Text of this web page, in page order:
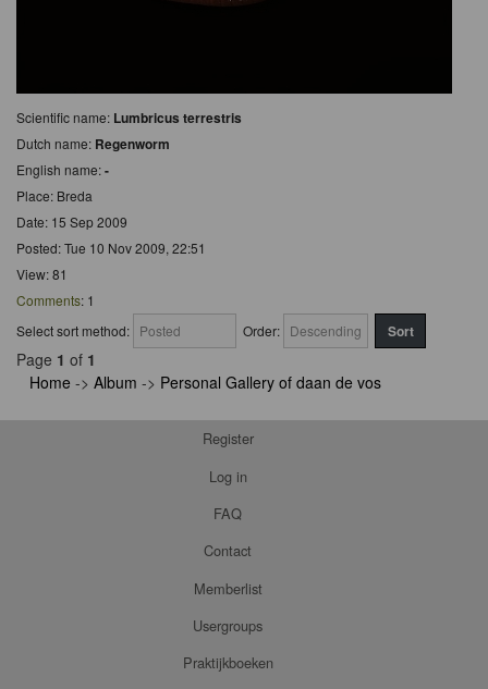
Scientific name: Lumbricus terrestris
Dutch name: Regenworm
English name:-
Place: Breda
Date: 15 Sep 2009
Posted: Tue 10 Nov 2009, 22:51
View: 81
Comments: 1
Select sort method:
Order:
Page 1 of 1
Home -> Album -> Personal Gallery of daan de vos
Register
Log in
FAQ
Contact
Memberlist
Usergroups
Praktijkboeken